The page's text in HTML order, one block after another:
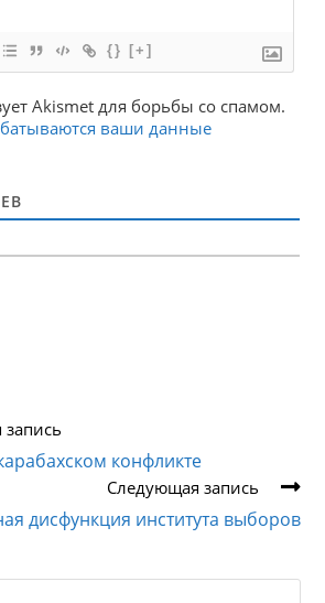
{} [+]
Akismet для борьбы со спамом.
ваши данные
конфликте
Следующая запись
дисфункция института выборов